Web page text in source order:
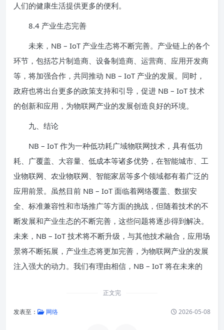
人们的健康生活提供更多的便利。
8.4 产业生态完善
未来，NB – IoT 产业生态将不断完善。产业链上的各个
环节，包括芯片制造商、设备制造商、运营商、应用开发商
等，将加强合作，共同推动 NB – IoT 产业的发展。同时，
政府也将出台更多的政策支持和引导，促进 NB – IoT 技术
的创新和应用，为物联网产业的发展创造良好的环境。
九、结论
NB – IoT 作为一种低功耗广域物联网技术，具有低功
耗、广覆盖、大容量、低成本等诸多优势，在智能城市、工
业物联网、农业物联网、智能家居等多个领域都有着广泛的
应用前景。虽然目前 NB – IoT 面临着网络覆盖、数据安
全、标准兼容性和市场推广等方面的挑战，但随着技术的不
断发展和产业生态的不断完善，这些问题将逐步得到解决。
未来，NB – IoT 技术将不断升级，与其他技术融合，应用场
景将不断拓展，产业生态将更加完善，为物联网产业的发展
注入强大的动力。我们有理由相信，NB – IoT 将在未来的
正文完
发表至： 网络 2026-05-08